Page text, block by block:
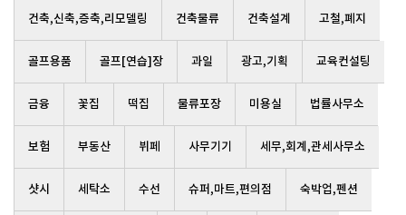
건축,신축,증축,리모델링 건축물류 건축설계 고철,폐지
골프용품 골프[연습]장 과일 광고,기획 교육컨설팅
금융 꽃집 떡집 물류포장 미용실 법률사무소
보험 부동산 뷔페 사무기기 세무,회계,관세사무소
샷시 세탁소 수선 슈퍼,마트,편의점 숙박업,펜션